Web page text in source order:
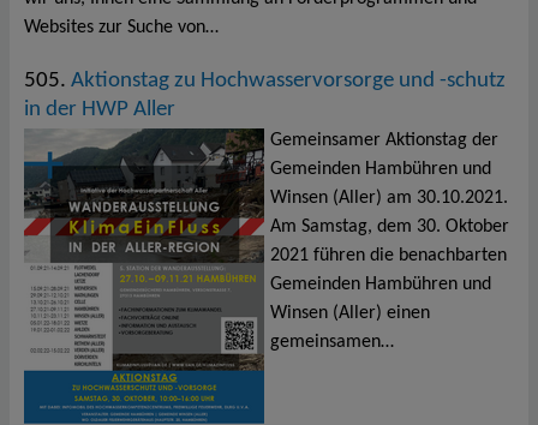
Websites zur Suche von…
505. Aktionstag zu Hochwasservorsorge und -schutz
in der HWP Aller
Gemeinsamer Aktionstag der
Gemeinden Hambühren und
Winsen (Aller) am 30.10.2021.
Am Samstag, dem 30. Oktober
2021 führen die benachbarten
Gemeinden Hambühren und
Winsen (Aller) einen
gemeinsamen…